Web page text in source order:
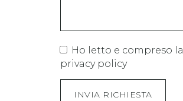
Ho letto e compreso la
privacy policy